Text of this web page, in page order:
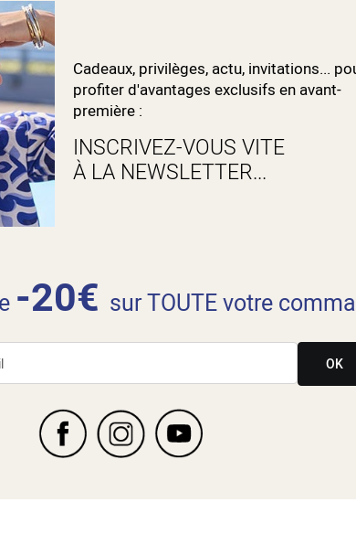
Cadeaux, privilèges, actu, invitations...
profiter d'avantages exclusifs en avant-
première :
INSCRIVEZ-VOUS VITE
À LA NEWSLETTER...
-20€ sur TOUTE votre
OK